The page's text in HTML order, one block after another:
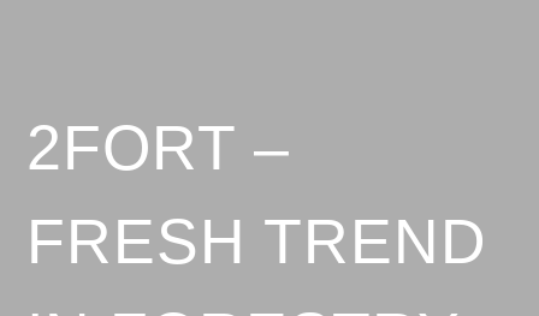
2FORT –
FRESH TREND